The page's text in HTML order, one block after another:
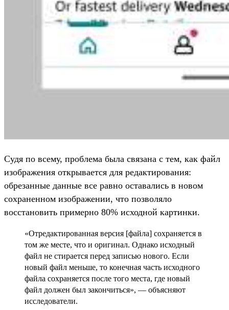
Судя по всему, проблема была связана с тем, как файл
изображения открывается для редактирования:
обрезанные данные все равно оставались в новом
сохраненном изображении, что позволяло
восстановить примерно 80% исходной картинки.
«Отредактированная версия [файла] сохраняется в
том же месте, что и оригинал. Однако исходный
файл не стирается перед записью нового. Если
новый файл меньше, то конечная часть исходного
файла сохраняется после того места, где новый
файл должен был закончиться», — объясняют
исследователи.